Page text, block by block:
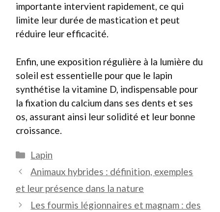
importante intervient rapidement, ce qui
limite leur durée de mastication et peut
réduire leur efficacité.
Enfin, une exposition régulière à la lumière du
soleil est essentielle pour que le lapin
synthétise la vitamine D, indispensable pour
la fixation du calcium dans ses dents et ses
os, assurant ainsi leur solidité et leur bonne
croissance.
Catégories
Lapin
Animaux hybrides : définition, exemples
et leur présence dans la nature
Les fourmis légionnaires et magnam : des